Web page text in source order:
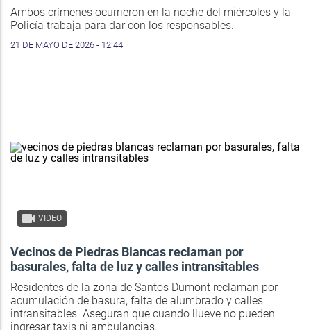
Ambos crímenes ocurrieron en la noche del miércoles y la
Policía trabaja para dar con los responsables.
21 DE MAYO DE 2026 - 12:44
VIDEO
Vecinos de Piedras Blancas reclaman por
basurales, falta de luz y calles intransitables
Residentes de la zona de Santos Dumont reclaman por
acumulación de basura, falta de alumbrado y calles
intransitables. Aseguran que cuando llueve no pueden
ingresar taxis ni ambulancias.